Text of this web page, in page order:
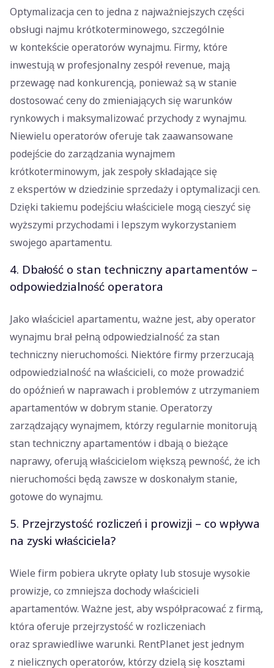
Optymalizacja cen to jedna z najważniejszych części
obsługi najmu krótkoterminowego, szczególnie
w kontekście operatorów wynajmu. Firmy, które
inwestują w profesjonalny zespół revenue, mają
przewagę nad konkurencją, ponieważ są w stanie
dostosować ceny do zmieniających się warunków
rynkowych i maksymalizować przychody z wynajmu.
Niewielu operatorów oferuje tak zaawansowane
podejście do zarządzania wynajmem
krótkoterminowym, jak zespoły składające się
z ekspertów w dziedzinie sprzedaży i optymalizacji cen.
Dzięki takiemu podejściu właściciele mogą cieszyć się
wyższymi przychodami i lepszym wykorzystaniem
swojego apartamentu.
4. Dbałość o stan techniczny apartamentów –
odpowiedzialność operatora
Jako właściciel apartamentu, ważne jest, aby operator
wynajmu brał pełną odpowiedzialność za stan
techniczny nieruchomości. Niektóre firmy przerzucają
odpowiedzialność na właścicieli, co może prowadzić
do opóźnień w naprawach i problemów z utrzymaniem
apartamentów w dobrym stanie. Operatorzy
zarządzający wynajmem, którzy regularnie monitorują
stan techniczny apartamentów i dbają o bieżące
naprawy, oferują właścicielom większą pewność, że ich
nieruchomości będą zawsze w doskonałym stanie,
gotowe do wynajmu.
5. Przejrzystość rozliczeń i prowizji – co wpływa
na zyski właściciela?
Wiele firm pobiera ukryte opłaty lub stosuje wysokie
prowizje, co zmniejsza dochody właścicieli
apartamentów. Ważne jest, aby współpracować z firmą,
która oferuje przejrzystość w rozliczeniach
oraz sprawiedliwe warunki. RentPlanet jest jednym
z nielicznych operatorów, którzy dzielą się kosztami